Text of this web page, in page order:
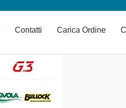
Contatti Carica Ordine